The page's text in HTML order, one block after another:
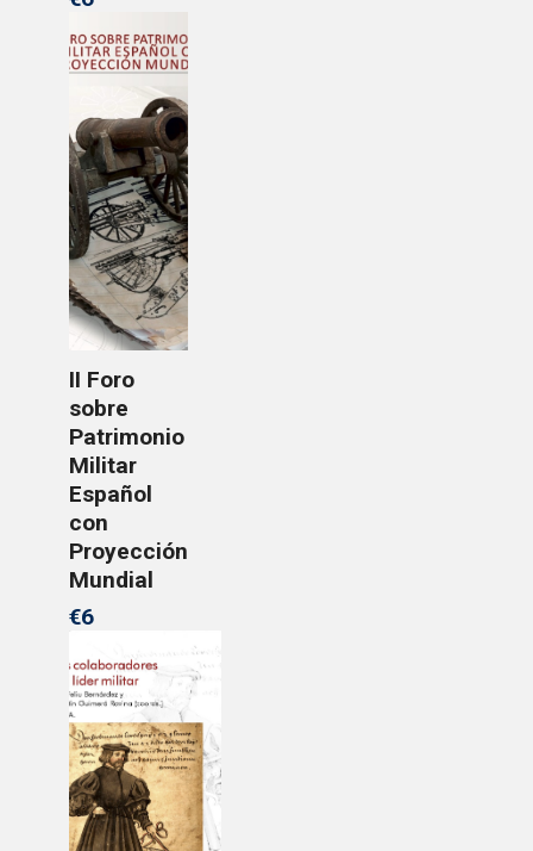
II Foro
sobre
Patrimonio
Militar
Español
con
Proyección
Mundial
€6